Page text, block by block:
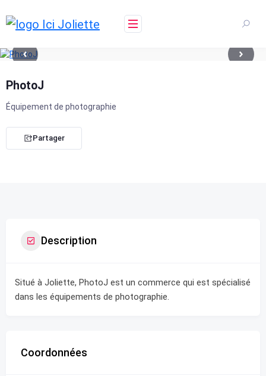
to
content
PhotoJ
Équipement de photographie
Partager
Description
Situé à Joliette, PhotoJ est un commerce qui est spécialisé
dans les équipements de photographie.
Coordonnées